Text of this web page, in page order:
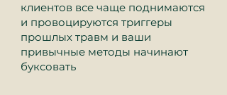
клиентов все чаще поднимаются
и провоцируются триггеры
прошлых травм и ваши
привычные методы начинают
буксовать